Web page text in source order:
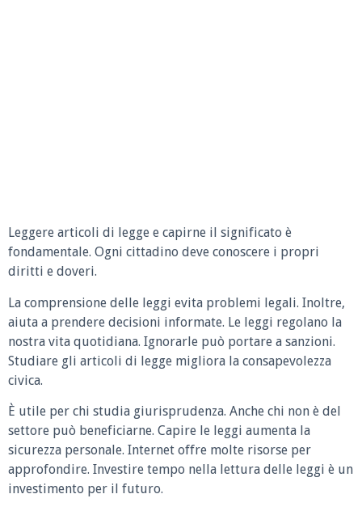
Leggere articoli di legge e capirne il significato è
fondamentale. Ogni cittadino deve conoscere i propri
diritti e doveri.
La comprensione delle leggi evita problemi legali. Inoltre,
aiuta a prendere decisioni informate. Le leggi regolano la
nostra vita quotidiana. Ignorarle può portare a sanzioni.
Studiare gli articoli di legge migliora la consapevolezza
civica.
È utile per chi studia giurisprudenza. Anche chi non è del
settore può beneficiarne. Capire le leggi aumenta la
sicurezza personale. Internet offre molte risorse per
approfondire. Investire tempo nella lettura delle leggi è un
investimento per il futuro.